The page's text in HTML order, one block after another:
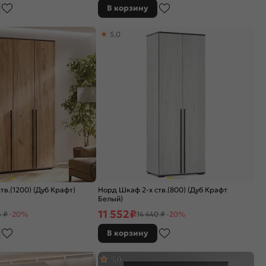
В корзину
(Дуб Крафт)
₽ -20%
Норд Шкаф 2-х ств.(800) (Дуб Крафт
Белый)
5,0
11 552₽14 440 ₽ -20%
В корзину
5,0